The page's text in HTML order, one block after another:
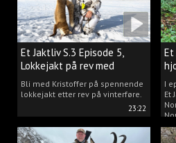
23:22
Et Jaktliv S.3 Episode 5,
Lokkejakt på rev med
Kristoffer Clausen
Bli med Kristoffer på spennende
lokkejakt etter rev på vinterføre.
Et
I
Et